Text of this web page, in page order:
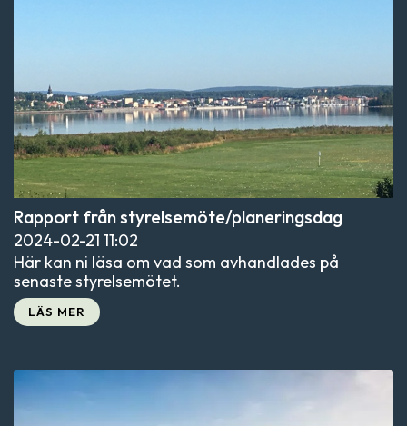
Rapport från styrelsemöte/planeringsdag
2024-02-21 11:02
Här kan ni läsa om vad som avhandlades på
senaste styrelsemötet.
LÄS MER